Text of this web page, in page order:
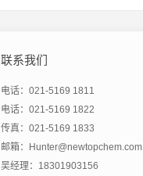
联系我们
电话：021-5169 1811
电话：021-5169 1822
传真：021-5169 1833
邮箱：Hunter@newtopchem.com
吴经理：18301903156